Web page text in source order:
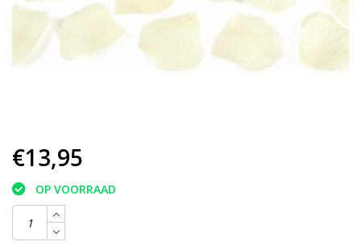
€13,95
OP VOORRAAD